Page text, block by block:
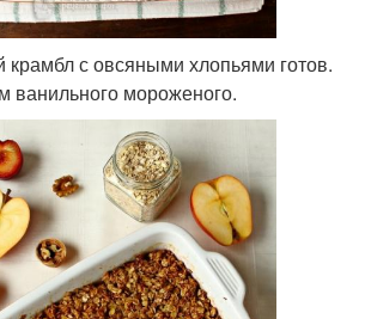
с овсяными хлопьями готов.
ванильного мороженого.